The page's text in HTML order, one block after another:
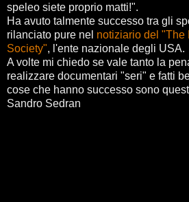
speleo siete proprio matti!".
Ha avuto talmente successo tra gli
rilanciato pure nel notiziario del "The
Society", l'ente nazionale degli USA.
A volte mi chiedo se vale tanto la
realizzare documentari "seri" e fatti
cose che hanno successo sono
Sandro Sedran